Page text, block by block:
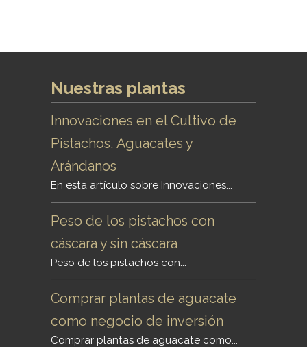
Nuestras plantas
Innovaciones en el Cultivo de
Pistachos, Aguacates y
Arándanos
En esta artículo sobre Innovaciones...
Peso de los pistachos con
cáscara y sin cáscara
Peso de los pistachos con...
Comprar plantas de aguacate
como negocio de inversión
Comprar plantas de aguacate como...